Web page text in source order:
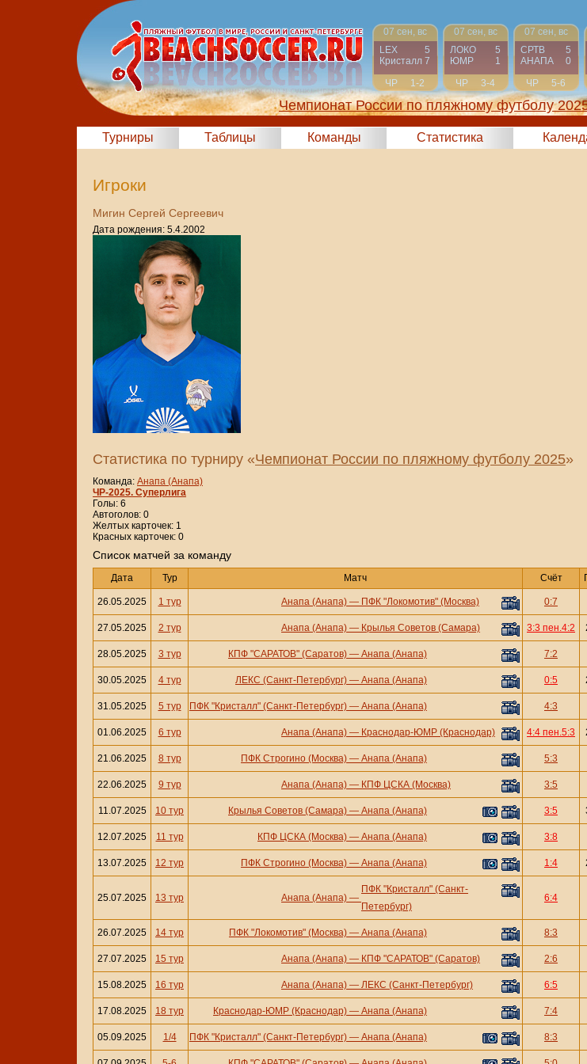
07 сен, вс
LEX
5
Кристалл 7
ЧР
1-2
07 сен, вс
ЛОКО
5
ЮМР
1
ЧР
3-4
07 сен, вс
СРТВ
5
АНАПА
0
ЧР
5-6
Чемпионат России по пляжному футболу
Турниры Таблицы Команды Статистика
Игроки
Мигин Сергей Сергеевич
Дата рождения: 5.4.2002
Статистика по турниру «Чемпионат России по пляжному футболу 2025»
Команда: Анапа (Анапа)
ЧР-2025. Суперлига
Голы: 6
Автоголов: 0
Желтых карточек: 1
Красных карточек: 0
Cписок матчей за команду
Дата Тур Матч Счёт
26.05.2025 1 тур Анапа (Анапа) — ПФК "Локомотив" (Москва) 0:7
27.05.2025 2 тур Анапа (Анапа) — Крылья Советов (Самара) 3:3 пен.4:2
28.05.2025 3 тур КПФ "САРАТОВ" (Саратов) — Анапа (Анапа) 7:2
30.05.2025 4 тур ЛЕКС (Санкт-Петербург) — Анапа (Анапа) 0:5
31.05.2025 5 тур ПФК "Кристалл" (Санкт-Петербург) — Анапа (Анапа) 4:3
01.06.2025 6 тур Анапа (Анапа) — Краснодар-ЮМР (Краснодар) 4:4 пен.5:3
21.06.2025 8 тур ПФК Строгино (Москва) — Анапа (Анапа) 5:3
22.06.2025 9 тур Анапа (Анапа) — КПФ ЦСКА (Москва) 3:5
11.07.2025 10 тур Крылья Советов (Самара) — Анапа (Анапа) 3:5
12.07.2025 11 тур КПФ ЦСКА (Москва) — Анапа (Анапа) 3:8
13.07.2025 12 тур ПФК Строгино (Москва) — Анапа (Анапа) 1:4
25.07.2025 13 тур Анапа (Анапа) —
ПФК "Кристалл" (Санкт-
Петербург)
6:4
26.07.2025 14 тур ПФК "Локомотив" (Москва) — Анапа (Анапа) 8:3
27.07.2025 15 тур Анапа (Анапа) — КПФ "САРАТОВ" (Саратов) 2:6
15.08.2025 16 тур Анапа (Анапа) — ЛЕКС (Санкт-Петербург) 6:5
17.08.2025 18 тур Краснодар-ЮМР (Краснодар) — Анапа (Анапа) 7:4
05.09.2025 1/4 ПФК "Кристалл" (Санкт-Петербург) — Анапа (Анапа) 8:3